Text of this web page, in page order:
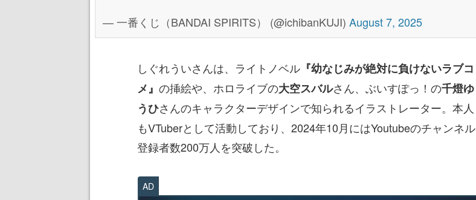
— 一番くじ（BANDAI SPIRITS） (@ichibanKUJI) August 7, 2025
しぐれういさんは、ライトノベル 『幼なじみが絶対に負けないラブコ
メ』 の挿絵や、ホロライブの大空スバルさん、ぶいすぽっ！の千燈ゆ
うひさんのキャラクターデザインで知られるイラストレーター。本人
もVTuberとして活動しており、2024年10月にはYoutubeのチャンネル
登録者数200万人を突破した。
AD